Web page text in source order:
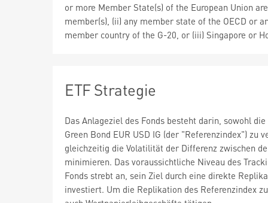
or more Member State(s) of the European Union are
member(s), (ii) any member state of the OECD or
member country of the G-20, or (iii) Singapore or
ETF Strategie
Das Anlageziel des Fonds besteht darin, sowohl
Green Bond EUR USD IG (der "Referenzindex")
gleichzeitig die Volatilität der Differenz zwischen
minimieren. Das voraussichtliche Niveau des
Fonds strebt an, sein Ziel durch eine direkte
investiert. Um die Replikation des Referenzindex